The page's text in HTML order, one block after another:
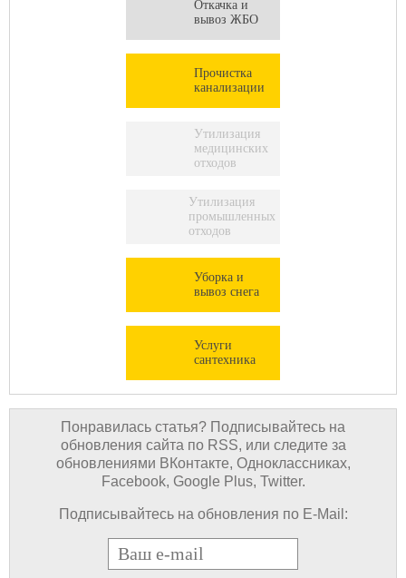
Откачка и
вывоз ЖБО
Прочистка
канализации
Утилизация
медицинских
отходов
Утилизация
промышленных
отходов
Уборка и
вывоз снега
Услуги
сантехника
Понравилась статья? Подписывайтесь на
обновления сайта по RSS, или следите за
обновлениями ВКонтакте, Одноклассниках,
Facebook, Google Plus, Twitter.
Подписывайтесь на обновления по E-Mail:
E-mail